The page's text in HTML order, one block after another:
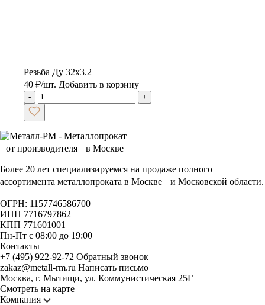
Резьба Ду 32х3.2
40 ₽/шт. Добавить в корзину
- +
Более 20 лет специализируемся на продаже полного
ассортимента металлопроката в Москве и Московской области.
ОГРН: 1157746586700
ИНН 7716797862
КПП 771601001
Пн-Пт с 08:00 до 19:00
Контакты
+7 (495) 922-92-72 Обратный звонок
zakaz@metall-rm.ru Написать письмо
Москва, г. Мытищи, ул. Коммунистическая 25Г
Смотреть на карте
Компания